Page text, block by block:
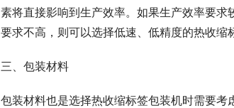
素将直接影响到生产效率。如果生产效率要
要求不高，则可以选择低速、低精度的热收缩
三、包装材料
包装材料也是选择热收缩标签包装机时需要